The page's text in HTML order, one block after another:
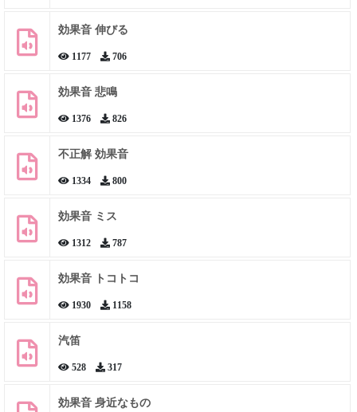
効果音 伸びる
1177 706
効果音 悲鳴
1376 826
不正解 効果音
1334 800
効果音 ミス
1312 787
効果音 トコトコ
1930 1158
汽笛
528 317
効果音 身近なもの